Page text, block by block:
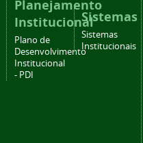
Planejamento
Institucional
Plano de
Desenvolvimento
Institucional
- PDI
Sistemas
Sistemas
Institucionais